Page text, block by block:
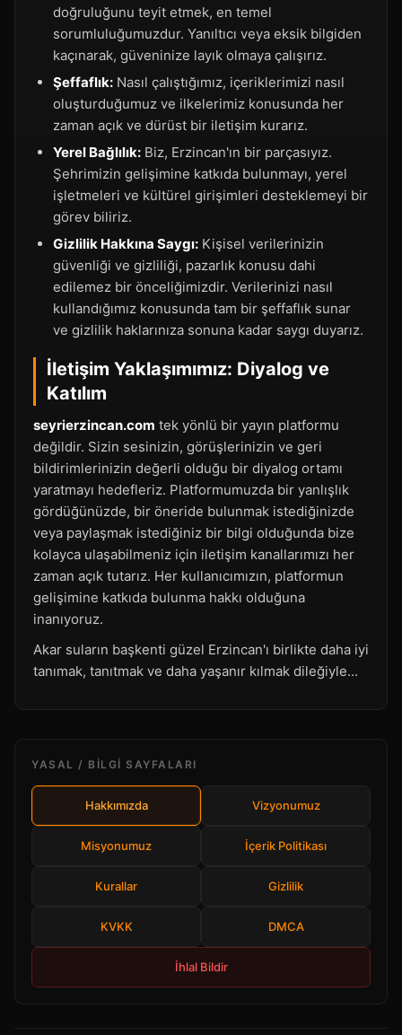
doğruluğunu teyit etmek, en temel
sorumluluğumuzdur. Yanıltıcı veya eksik bilgiden
kaçınarak, güveninize layık olmaya çalışırız.
Şeffaflık: Nasıl çalıştığımız, içeriklerimizi nasıl
oluşturduğumuz ve ilkelerimiz konusunda her
zaman açık ve dürüst bir iletişim kurarız.
Yerel Bağlılık: Biz, Erzincan'ın bir parçasıyız.
Şehrimizin gelişimine katkıda bulunmayı, yerel
işletmeleri ve kültürel girişimleri desteklemeyi bir
görev biliriz.
Gizlilik Hakkına Saygı: Kişisel verilerinizin
güvenliği ve gizliliği, pazarlık konusu dahi
edilemez bir önceliğimizdir. Verilerinizi nasıl
kullandığımız konusunda tam bir şeffaflık sunar
ve gizlilik haklarınıza sonuna kadar saygı duyarız.
İletişim Yaklaşımımız: Diyalog ve
Katılım
seyrierzincan.com tek yönlü bir yayın platformu
değildir. Sizin sesinizin, görüşlerinizin ve geri
bildirimlerinizin değerli olduğu bir diyalog ortamı
yaratmayı hedefleriz. Platformumuzda bir yanlışlık
gördüğünüzde, bir öneride bulunmak istediğinizde
veya paylaşmak istediğiniz bir bilgi olduğunda bize
kolayca ulaşabilmeniz için iletişim kanallarımızı her
zaman açık tutarız. Her kullanıcımızın, platformun
gelişimine katkıda bulunma hakkı olduğuna
inanıyoruz.
Akar suların başkenti güzel Erzincan'ı birlikte daha iyi
tanımak, tanıtmak ve daha yaşanır kılmak dileğiyle...
YASAL / BILGI SAYFALARI
Hakkımızda Vizyonumuz
Misyonumuz İçerik Politikası
Kurallar Gizlilik
KVKK DMCA
İhlal Bildir